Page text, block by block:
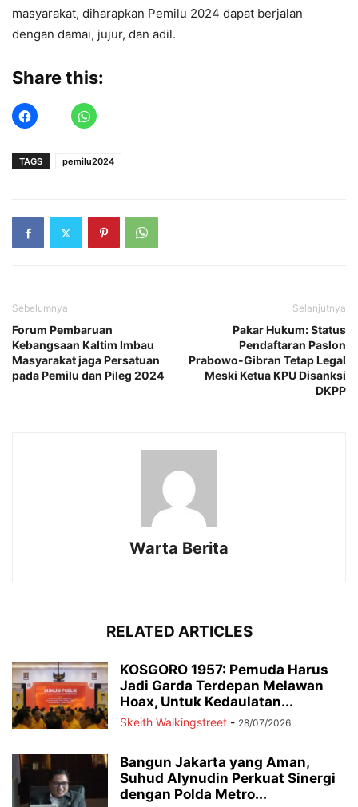
masyarakat, diharapkan Pemilu 2024 dapat berjalan
dengan damai, jujur, dan adil.
Share this:
TAGS pemilu2024
Sebelumnya
Forum Pembaruan
Kebangsaan Kaltim Imbau
Masyarakat jaga Persatuan
pada Pemilu dan Pileg 2024
Selanjutnya
Pakar Hukum: Status
Pendaftaran Paslon
Prabowo-Gibran Tetap Legal
Meski Ketua KPU Disanksi
DKPP
Warta Berita
RELATED ARTICLES
KOSGORO 1957: Pemuda Harus
Jadi Garda Terdepan Melawan
Hoax, Untuk Kedaulatan...
Skeith Walkingstreet - 28/07/2026
Bangun Jakarta yang Aman,
Suhud Alynudin Perkuat Sinergi
dengan Polda Metro...